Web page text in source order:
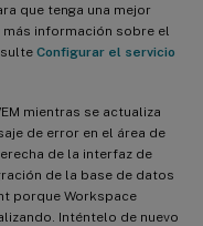
que tenga una mejor
información sobre el
Configurar el servicio
mientras se actualiza
de error en el área de
de la interfaz de
de la base de datos
porque Workspace
Inténtelo de nuevo